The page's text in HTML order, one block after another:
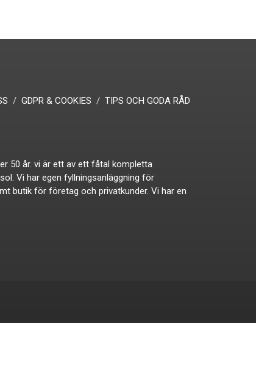
GDPR & COOKIES TIPS OCH GODA RÅD
50 år. vi är ett av ett fåtal kompletta
Vi har egen fyllningsanläggning för
butik för företag och privatkunder. Vi har en